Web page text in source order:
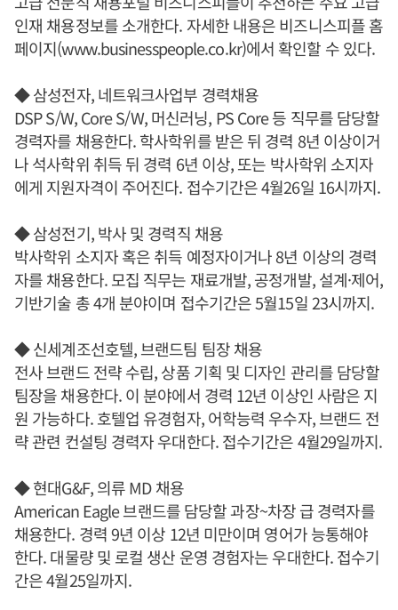
인재 채용정보를 소개한다. 자세한 내용은 비즈니스피플 홈
페이지(www.businesspeople.co.kr)에서 확인할 수 있다.
◆ 삼성전자, 네트워크사업부 경력채용
DSP S/W, Core S/W, 머신러닝, PS Core 등 직무를 담당할
경력자를 채용한다. 학사학위를 받은 뒤 경력 8년 이상이거
나 석사학위 취득 뒤 경력 6년 이상, 또는 박사학위 소지자
에게 지원자격이 주어진다. 접수기간은 4월26일 16시까지.
◆ 삼성전기, 박사 및 경력직 채용
박사학위 소지자 혹은 취득 예정자이거나 8년 이상의 경력
자를 채용한다. 모집 직무는 재료개발, 공정개발, 설계·제어,
기반기술 총 4개 분야이며 접수기간은 5월15일 23시까지.
◆ 신세계조선호텔, 브랜드팀 팀장 채용
전사 브랜드 전략 수립, 상품 기획 및 디자인 관리를 담당할
팀장을 채용한다. 이 분야에서 경력 12년 이상인 사람은 지
원 가능하다. 호텔업 유경험자, 어학능력 우수자, 브랜드 전
략 관련 컨설팅 경력자 우대한다. 접수기간은 4월29일까지.
◆ 현대G&F, 의류 MD 채용
American Eagle 브랜드를 담당할 과장~차장 급 경력자를
채용한다. 경력 9년 이상 12년 미만이며 영어가 능통해야
한다. 대물량 및 로컬 생산 운영 경험자는 우대한다. 접수기
간은 4월25일까지.